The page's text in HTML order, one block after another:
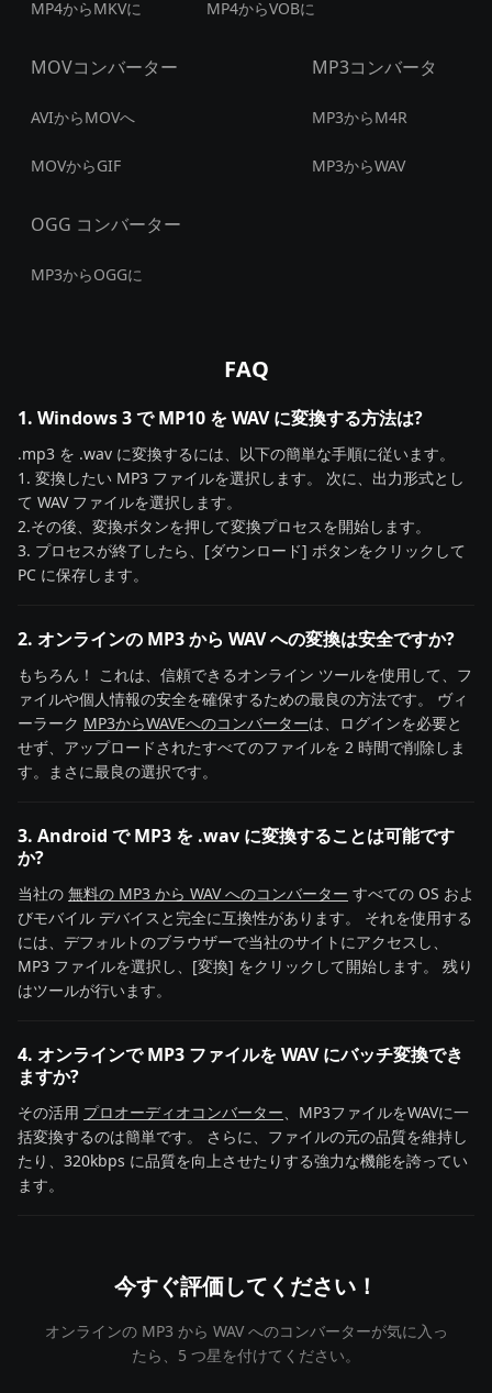
MP4からMKVに MP4からVOBに
MOVコンバーター
AVIからMOVへ
MOVからGIF
MP3コンバータ
MP3からM4R
MP3からWAV
OGG コンバーター
MP3からOGGに
FAQ
1. Windows 3 で MP10 を WAV に変換する方法は?
.mp3 を .wav に変換するには、以下の簡単な手順に従います。
1. 変換したい MP3 ファイルを選択します。 次に、出力形式とし
て WAV ファイルを選択します。
2.その後、変換ボタンを押して変換プロセスを開始します。
3. プロセスが終了したら、[ダウンロード] ボタンをクリックして
PC に保存します。
2. オンラインの MP3 から WAV への変換は安全ですか?
もちろん！ これは、信頼できるオンライン ツールを使用して、フ
ァイルや個人情報の安全を確保するための最良の方法です。 ヴィ
ーラーク MP3からWAVEへのコンバーターは、ログインを必要と
せず、アップロードされたすべてのファイルを 2 時間で削除しま
す。まさに最良の選択です。
3. Android で MP3 を .wav に変換することは可能です
か?
当社の 無料の MP3 から WAV へのコンバーター すべての OS およ
びモバイル デバイスと完全に互換性があります。 それを使用する
には、デフォルトのブラウザーで当社のサイトにアクセスし、
MP3 ファイルを選択し、[変換] をクリックして開始します。 残り
はツールが行います。
4. オンラインで MP3 ファイルを WAV にバッチ変換でき
ますか?
その活用 プロオーディオコンバーター、MP3ファイルをWAVに一
括変換するのは簡単です。 さらに、ファイルの元の品質を維持し
たり、320kbps に品質を向上させたりする強力な機能を誇ってい
ます。
今すぐ評価してください！
オンラインの MP3 から WAV へのコンバーターが気に入っ
たら、5 つ星を付けてください。